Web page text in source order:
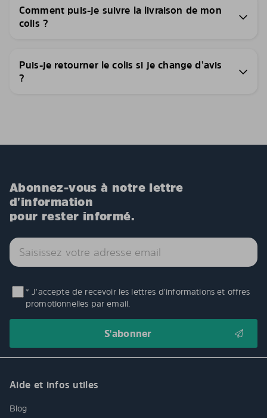
Comment puis-je suivre la livraison de mon
colis ?
Puis-je retourner le colis si je change d’avis
?
Abonnez-vous à notre lettre
d'information
pour rester informé.
* J'accepte de recevoir les lettres d'informations et offres
promotionnelles par email.
Aide et infos utiles
Blog